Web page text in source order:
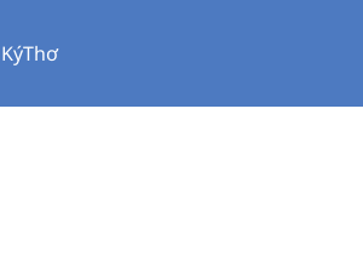
Thơ